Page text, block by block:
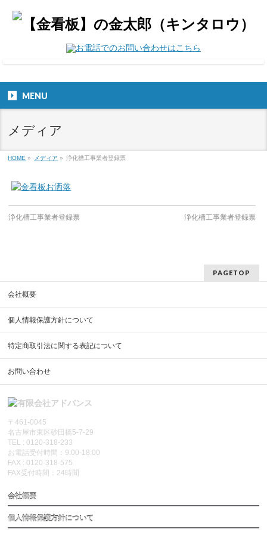
MENU
メディア
HOME » メディア » 浄化槽工事業者登録票
浄化槽工事業者登録票 浄化槽工事業者登録票
PAGETOP
会社概要
個人情報保護方針について
特定商取引法に関する表記について
お問い合わせ
〒461-0045
名古屋市東区砂田橋5-7-29
TEL : 0120-318-233
お電話受付時間：9:00-18:00
FAX : 0120-318-575
FAX受付時間：24時間
会社概要
個人情報保護方針について